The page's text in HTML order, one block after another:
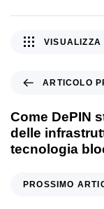
ARTICOLO
Come DePIN
delle
tecnologia
VISUALIZZA
PROSSIMO